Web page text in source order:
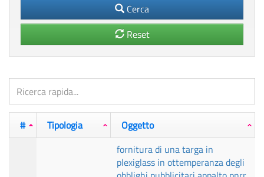
Cerca
Reset
# Tipologia Oggetto
fornitura di una targa in
plexiglass in ottemperanza degli